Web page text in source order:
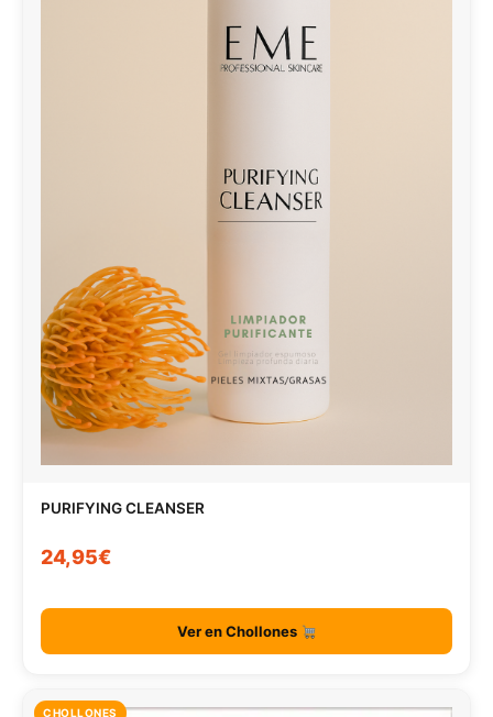
PURIFYING CLEANSER
24,95€
Ver en Chollones
CHOLLONES